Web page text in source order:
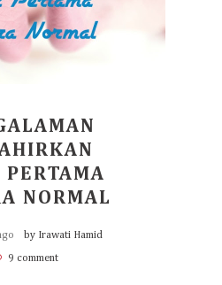
NORMAL
by Irawati Hamid
9 comment